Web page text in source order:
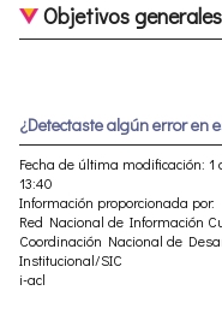
Objetivos generales
¿Detectaste algún error en
Fecha de última modificación: 1
13:40
Información proporcionada por:
Red Nacional de Información
Coordinación Nacional de
Institucional/SIC
i-acl